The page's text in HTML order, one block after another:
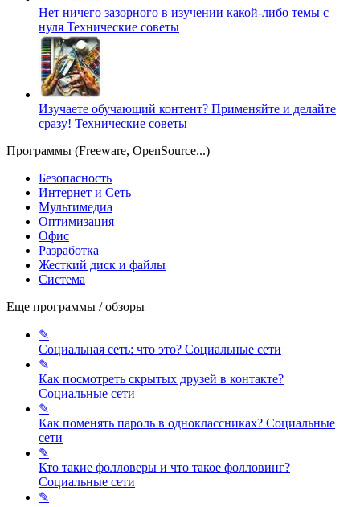
Нет ничего зазорного в изучении какой-либо темы с
нуля Технические советы
Изучаете обучающий контент? Применяйте и делайте
сразу! Технические советы
Программы (Freeware, OpenSource...)
Безопасность
Интернет и Сеть
Мультимедиа
Оптимизация
Офис
Разработка
Жесткий диск и файлы
Система
Еще программы / обзоры
✎
Социальная сеть: что это? Социальные сети
✎
Как посмотреть скрытых друзей в контакте?
Социальные сети
✎
Как поменять пароль в одноклассниках? Социальные
сети
✎
Кто такие фолловеры и что такое фолловинг?
Социальные сети
✎